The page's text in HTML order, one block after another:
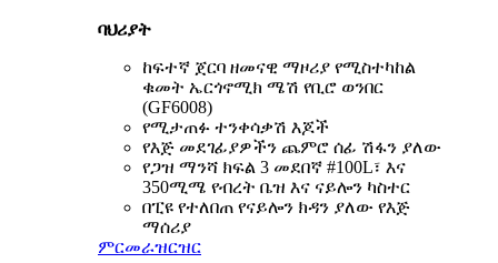
ባህሪያት
ከፍተኛ ጀርባ ዘመናዊ ማዞሪያ የሚስተካከል
ቁመት ኤርጎኖሚክ ሜሽ የቢሮ ወንበር
(GF6008)
የሚታጠፉ ተንቀሳቃሽ እጆች
የእጅ መደገፊያዎችን ጨምሮ ሰፊ ሽፋን ያለው
የጋዝ ማንሻ ክፍል 3 መደበኛ #100L፣ እና
350ሚሜ የብረት ቤዝ እና ናይሎን ካስተር
በፒዩ የተለበጠ የናይሎን ክዳን ያለው የእጅ
ማሰሪያ
ምርመራዝርዝር